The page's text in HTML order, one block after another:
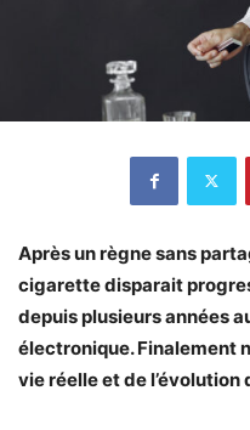
Après un règne sans
cigarette disparait
depuis plusieurs années
électronique. Finalement
vie réelle et de l’évolution